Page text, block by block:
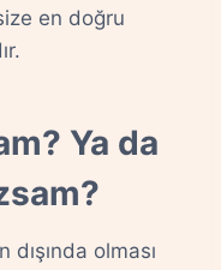
en doğru
Ya da
dışında olması